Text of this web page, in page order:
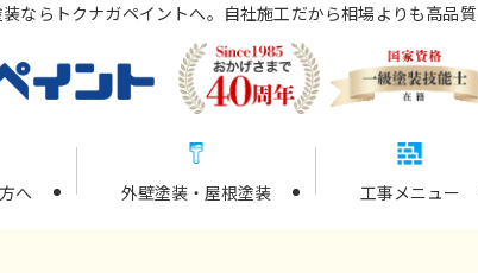
ならトクナガペイントへ。自社施工だから相場よりも高品質
へ 外壁塗装・屋根塗装 工事メニュー